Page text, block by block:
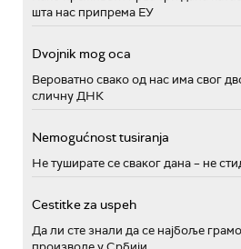
шта нас припрема ЕУ
Dvojnik mog oca
Вероватно свако од нас има свог
сличну ДНК
Nemogućnost tusiranja
Не туширате се сваког дана – не
Cestitke za uspeh
Да ли сте знали да се најбоље